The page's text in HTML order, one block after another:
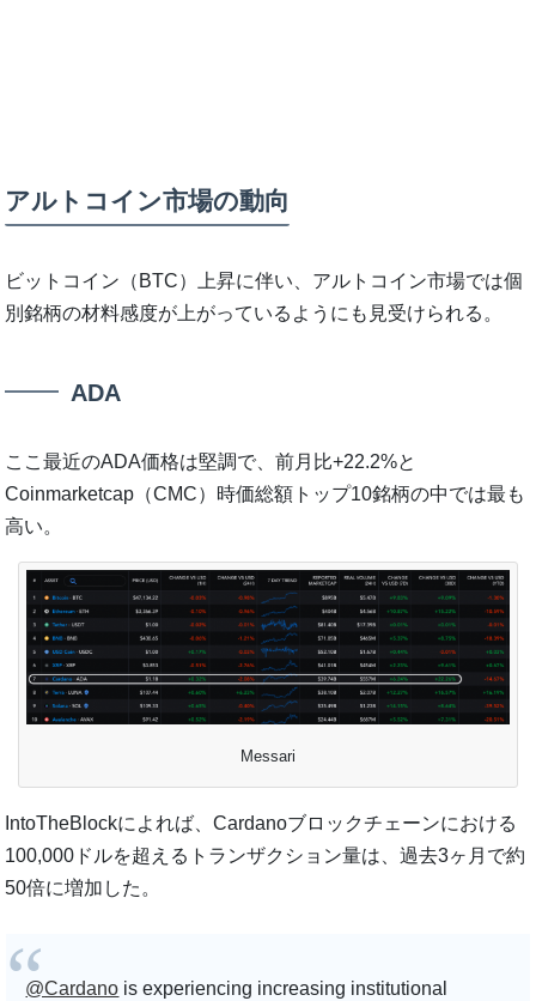
アルトコイン市場の動向
ビットコイン（BTC）上昇に伴い、アルトコイン市場では個
別銘柄の材料感度が上がっているようにも見受けられる。
ADA
ここ最近のADA価格は堅調で、前月比+22.2%と
Coinmarketcap（CMC）時価総額トップ10銘柄の中では最も
高い。
Messari
IntoTheBlockによれば、Cardanoブロックチェーンにおける
100,000ドルを超えるトランザクション量は、過去3ヶ月で約
50倍に増加した。
@Cardano is experiencing increasing institutional